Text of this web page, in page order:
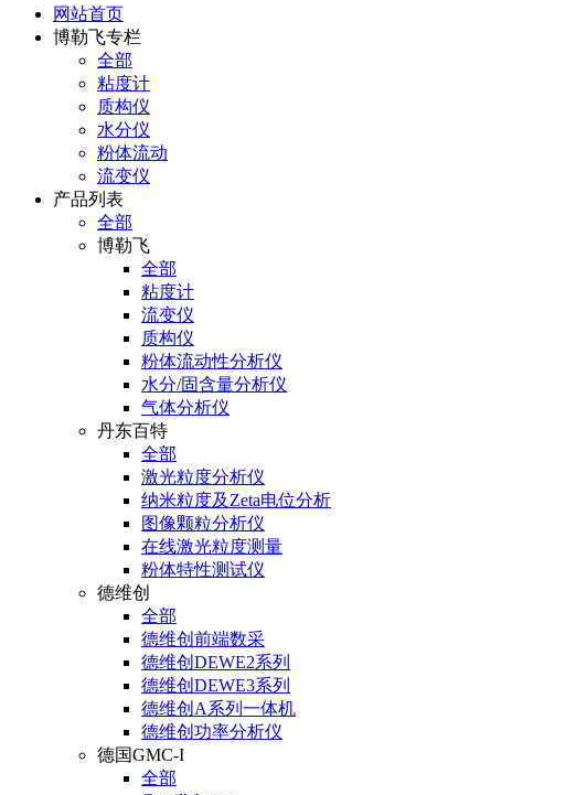
网站首页
博勒飞专栏
全部
粘度计
质构仪
水分仪
粉体流动
流变仪
产品列表
全部
博勒飞
全部
粘度计
流变仪
质构仪
粉体流动性分析仪
水分/固含量分析仪
气体分析仪
丹东百特
全部
激光粒度分析仪
纳米粒度及Zeta电位分析
图像颗粒分析仪
在线激光粒度测量
粉体特性测试仪
德维创
全部
德维创前端数采
德维创DEWE2系列
德维创DEWE3系列
德维创A系列一体机
德维创功率分析仪
德国GMC-I
全部